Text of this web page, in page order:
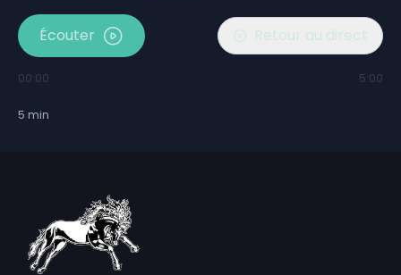
Écouter Retour au direct
00:00 5:00
5 min